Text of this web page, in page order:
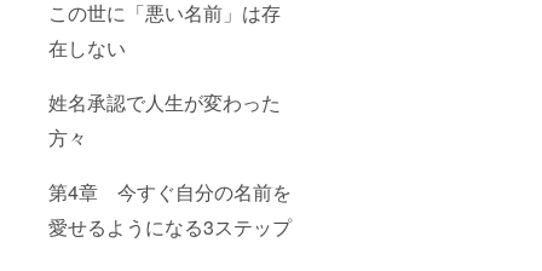
この世に「悪い名前」は存
在しない
姓名承認で人生が変わった
方々
第4章 今すぐ自分の名前を
愛せるようになる3ステップ